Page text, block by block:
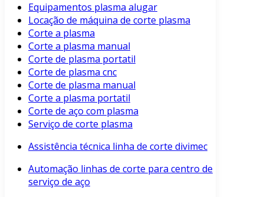
Equipamentos plasma alugar
Locação de máquina de corte plasma
Corte a plasma
Corte a plasma manual
Corte de plasma portatil
Corte de plasma cnc
Corte de plasma manual
Corte a plasma portatil
Corte de aço com plasma
Serviço de corte plasma
Assistência técnica linha de corte divimec
Automação linhas de corte para centro de
serviço de aço